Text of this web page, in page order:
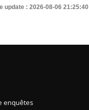
update : 2026-08-06 21:25:40
enquêtes